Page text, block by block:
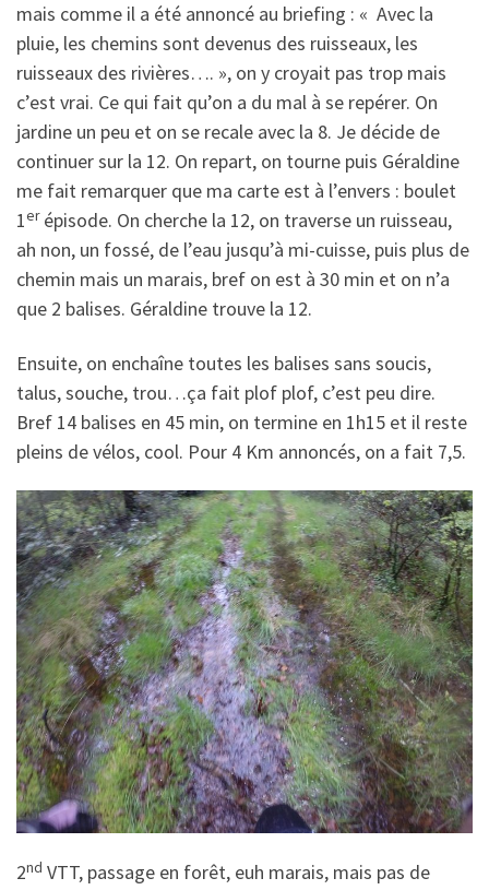
mais comme il a été annoncé au briefing : « Avec la
pluie, les chemins sont devenus des ruisseaux, les
ruisseaux des rivières…. », on y croyait pas trop mais
c’est vrai. Ce qui fait qu’on a du mal à se repérer. On
jardine un peu et on se recale avec la 8. Je décide de
continuer sur la 12. On repart, on tourne puis Géraldine
me fait remarquer que ma carte est à l’envers : boulet
1erépisode. On cherche la 12, on traverse un ruisseau,
ah non, un fossé, de l’eau jusqu’à mi-cuisse, puis plus de
chemin mais un marais, bref on est à 30 min et on n’a
que 2 balises. Géraldine trouve la 12.
Ensuite, on enchaîne toutes les balises sans soucis,
talus, souche, trou…ça fait plof plof, c’est peu dire.
Bref 14 balises en 45 min, on termine en 1h15 et il reste
pleins de vélos, cool. Pour 4 Km annoncés, on a fait 7,5.
2nd VTT, passage en forêt, euh marais, mais pas de